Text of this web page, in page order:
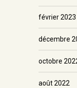
février 2023
décembre
octobre
août 2022